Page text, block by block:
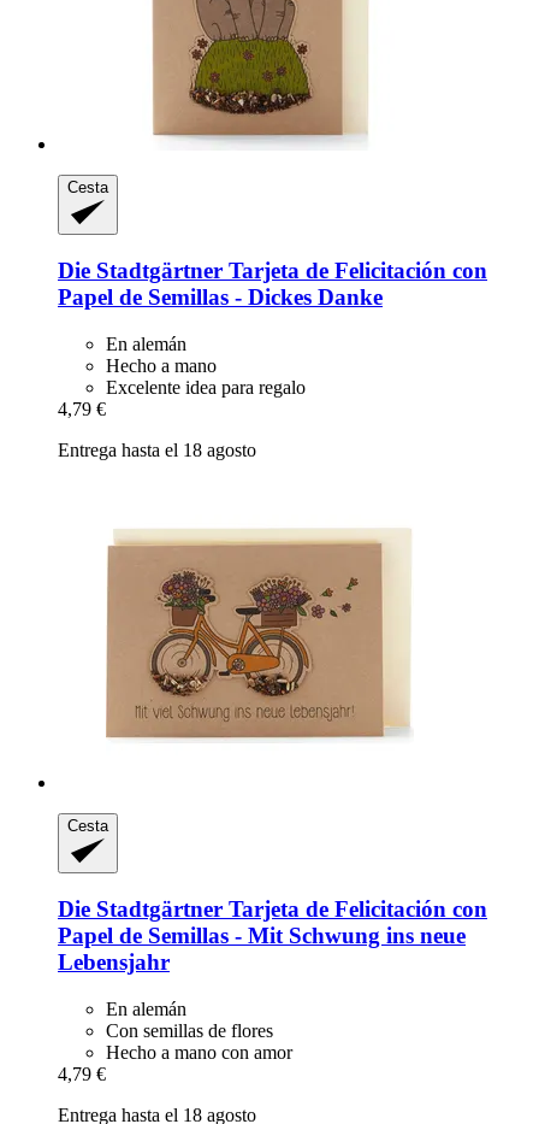
Cesta
Die Stadtgärtner Tarjeta de Felicitación con
Papel de Semillas -​ Dickes Danke
En alemán
Hecho a mano
Excelente idea para regalo
4,79 €
Entrega hasta el 18 agosto
Cesta
Die Stadtgärtner Tarjeta de Felicitación con
Papel de Semillas -​ Mit Schwung ins neue
Lebensjahr
En alemán
Con semillas de flores
Hecho a mano con amor
4,79 €
Entrega hasta el 18 agosto